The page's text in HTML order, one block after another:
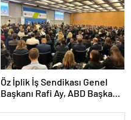
Öz İplik İş Sendikası Genel
Başkanı Rafi Ay, ABD Başkanı
ile görüştü